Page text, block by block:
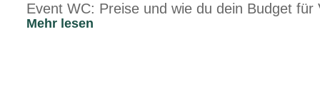
Event WC: Preise und wie du dein Budget
Mehr lesen